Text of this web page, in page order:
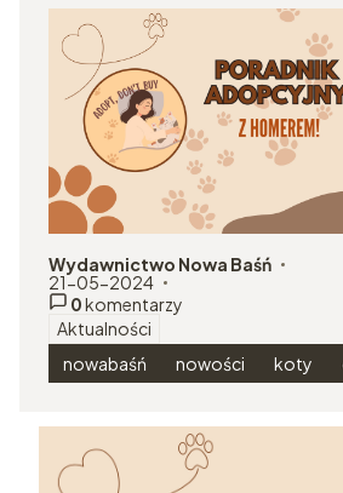
autor:
Wydawnictwo Nowa Baśń
dodano:
21-05-2024
0komentarzy
w kategorii
Aktualności
nowabaśń
nowości koty